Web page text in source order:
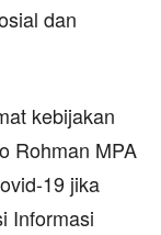
dan
kebijakan
Rohman MPA
19 jika
Informasi